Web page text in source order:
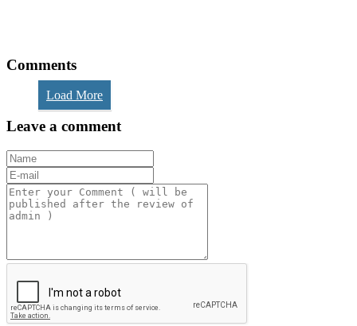
Comments
Load More
Leave a comment